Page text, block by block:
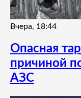
Вчера, 18:44
Опасная
причиной
АЗС